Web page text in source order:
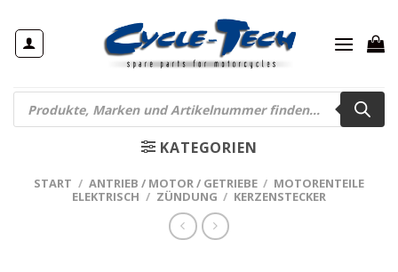
Inhalt
springen
Products
search
KATEGORIEN
START / ANTRIEB / MOTOR / GETRIEBE / MOTORENTEILE
ELEKTRISCH / ZÜNDUNG / KERZENSTECKER